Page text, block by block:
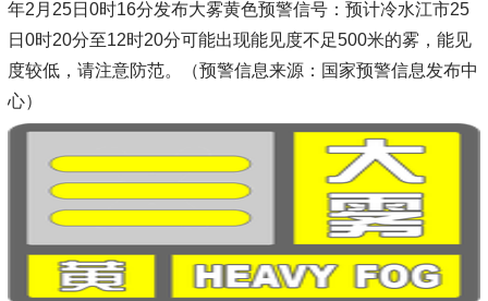
年2月25日0时16分发布大雾黄色预警信号：预计冷水江市25
日0时20分至12时20分可能出现能见度不足500米的雾，能见
度较低，请注意防范。（预警信息来源：国家预警信息发布中
心）